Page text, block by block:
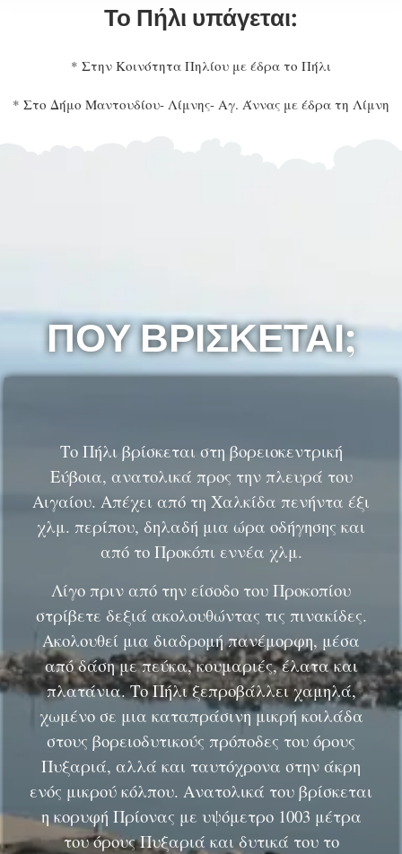
Το Πήλι υπάγεται:
* Στην Κοινότητα Πηλίου με έδρα το Πήλι
* Στο Δήμο Μαντουδίου- Λίμνης- Αγ. Άννας με έδρα τη Λίμνη
ΠΟΥ ΒΡΙΣΚΕΤΑΙ;
Το Πήλι βρίσκεται στη βορειοκεντρική
Εύβοια, ανατολικά προς την πλευρά του
Αιγαίου. Απέχει από τη Χαλκίδα πενήντα έξι
χλμ. περίπου, δηλαδή μια ώρα οδήγησης και
από το Προκόπι εννέα χλμ.
Λίγο πριν από την είσοδο του Προκοπίου
στρίβετε δεξιά ακολουθώντας τις πινακίδες.
Ακολουθεί μια διαδρομή πανέμορφη, μέσα
από δάση με πεύκα, κουμαριές, έλατα και
πλατάνια. Το Πήλι ξεπροβάλλει χαμηλά,
χωμένο σε μια καταπράσινη μικρή κοιλάδα
στους βορειοδυτικούς πρόποδες του όρους
Πυξαριά, αλλά και ταυτόχρονα στην άκρη
ενός μικρού κόλπου. Ανατολικά του βρίσκεται
η κορυφή Πρίονας με υψόμετρο 1003 μέτρα
του όρους Πυξαριά και δυτικά του το